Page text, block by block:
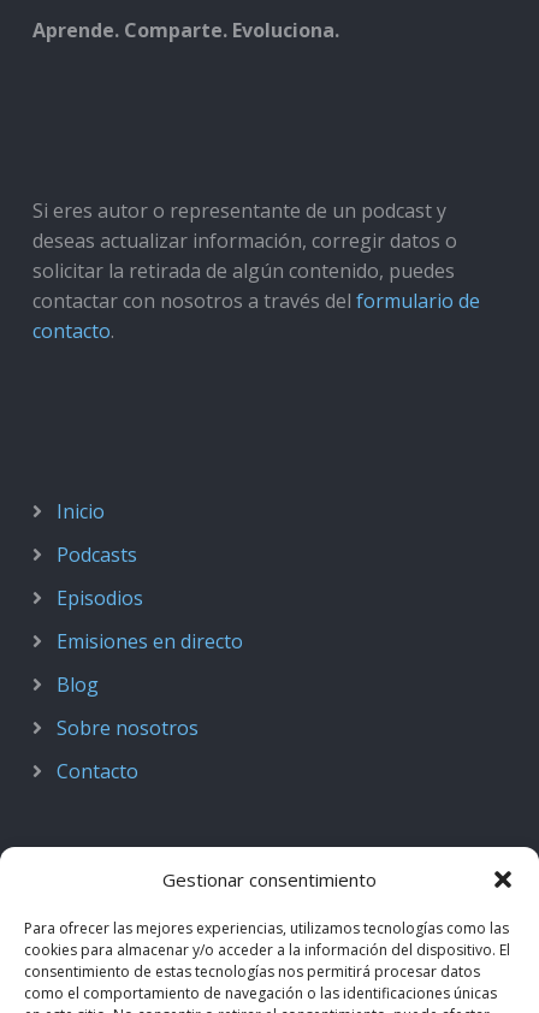
Gestionar consentimiento
Para ofrecer las mejores experiencias, utilizamos tecnologías como las
cookies para almacenar y/o acceder a la información del dispositivo. El
consentimiento de estas tecnologías nos permitirá procesar datos
como el comportamiento de navegación o las identificaciones únicas
Aprende. Comparte. Evoluciona.
Si eres autor o representante de un podcast y
deseas actualizar información, corregir datos o
solicitar la retirada de algún contenido, puedes
contactar con nosotros a través del formulario de
contacto.
Inicio
Podcasts
Episodios
Emisiones en directo
Blog
Sobre nosotros
Contacto